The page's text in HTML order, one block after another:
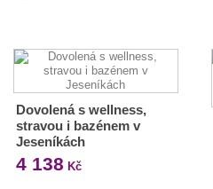
Dovolená s wellness,
stravou i bazénem v
Jeseníkách
4 138 Kč